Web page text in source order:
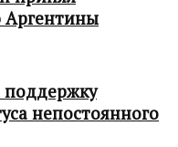
Аргентины
поддержку
непостоянного